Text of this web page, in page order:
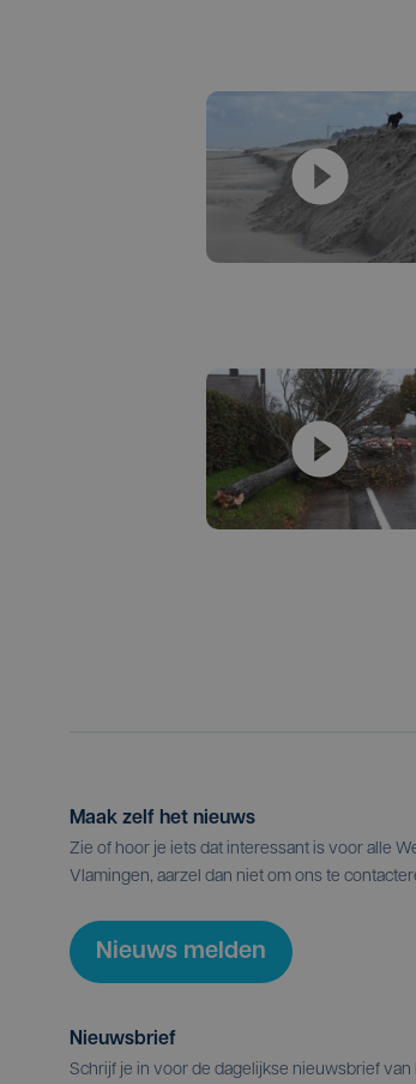
Maak zelf het nieuws
Zie of hoor je iets dat interessant is voor alle
Vlamingen, aarzel dan niet om ons te
Nieuws melden
Nieuwsbrief
Schrijf je in voor de dagelijkse nieuwsbrief van